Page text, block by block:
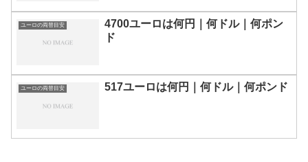
ユーロの両替目安
4700ユーロは何円｜何ドル｜何ポン
ド
ユーロの両替目安 517ユーロは何円｜何ドル｜何ポンド